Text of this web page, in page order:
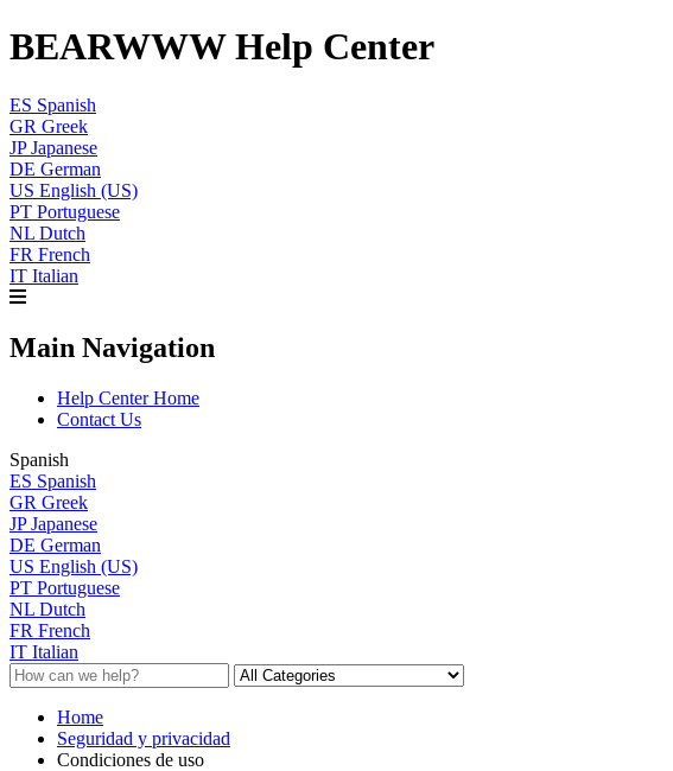
BEARWWW Help Center
ES Spanish
GR Greek
JP Japanese
DE German
US English (US)
PT Portuguese
NL Dutch
FR French
IT Italian
Main Navigation
Help Center Home
Contact Us
Spanish
ES Spanish
GR Greek
JP Japanese
DE German
US English (US)
PT Portuguese
NL Dutch
FR French
IT Italian
Home
Seguridad y privacidad
Condiciones de uso